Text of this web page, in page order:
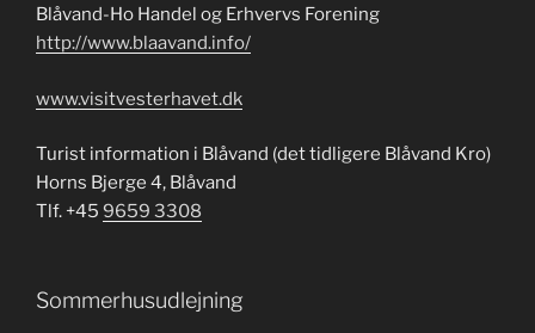
Blåvand-Ho Handel og Erhvervs Forening
http://www.blaavand.info/
www.visitvesterhavet.dk
Turist information i Blåvand (det tidligere Blåvand Kro)
Horns Bjerge 4, Blåvand
Tlf. +45 9659 3308
Sommerhusudlejning